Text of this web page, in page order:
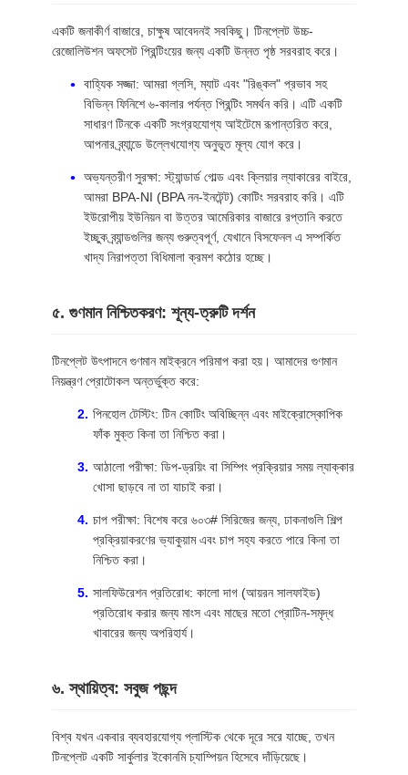
একটি জনাকীর্ণ বাজারে, চাক্ষুষ আবেদনই সবকিছু। টিনপ্লেট উচ্চ-
রেজোলিউশন অফসেট প্রিন্টিংয়ের জন্য একটি উন্নত পৃষ্ঠ সরবরাহ করে।
বাহ্যিক সজ্জা: আমরা গ্লসি, ম্যাট এবং "রিঙ্কল" প্রভাব সহ
বিভিন্ন ফিনিশে ৬-কালার পর্যন্ত প্রিন্টিং সমর্থন করি। এটি একটি
সাধারণ টিনকে একটি সংগ্রহযোগ্য আইটেমে রূপান্তরিত করে,
আপনার ব্র্যান্ডে উল্লেখযোগ্য অনুভূত মূল্য যোগ করে।
অভ্যন্তরীণ সুরক্ষা: স্ট্যান্ডার্ড গোল্ড এবং ক্লিয়ার ল্যাকারের বাইরে,
আমরা BPA-NI (BPA নন-ইনটেন্ট) কোটিং সরবরাহ করি। এটি
ইউরোপীয় ইউনিয়ন বা উত্তর আমেরিকার বাজারে রপ্তানি করতে
ইচ্ছুক ব্র্যান্ডগুলির জন্য গুরুত্বপূর্ণ, যেখানে বিসফেনল এ সম্পর্কিত
খাদ্য নিরাপত্তা বিধিমালা ক্রমশ কঠোর হচ্ছে।
৫. গুণমান নিশ্চিতকরণ: শূন্য-ত্রুটি দর্শন
টিনপ্লেট উৎপাদনে গুণমান মাইক্রনে পরিমাপ করা হয়। আমাদের গুণমান
নিয়ন্ত্রণ প্রোটোকল অন্তর্ভুক্ত করে:
পিনহোল টেস্টিং: টিন কোটিং অবিচ্ছিন্ন এবং মাইক্রোস্কোপিক
ফাঁক মুক্ত কিনা তা নিশ্চিত করা।
আঠালো পরীক্ষা: ডিপ-ড্রয়িং বা সিম্পিং প্রক্রিয়ার সময় ল্যাক্কার
খোসা ছাড়বে না তা যাচাই করা।
চাপ পরীক্ষা: বিশেষ করে ৬০৩# সিরিজের জন্য, ঢাকনাগুলি শিল্প
প্রক্রিয়াকরণের ভ্যাকুয়াম এবং চাপ সহ্য করতে পারে কিনা তা
নিশ্চিত করা।
সালফিউরেশন প্রতিরোধ: কালো দাগ (আয়রন সালফাইড)
প্রতিরোধ করার জন্য মাংস এবং মাছের মতো প্রোটিন-সমৃদ্ধ
খাবারের জন্য অপরিহার্য।
৬. স্থায়িত্ব: সবুজ পছন্দ
বিশ্ব যখন একবার ব্যবহারযোগ্য প্লাস্টিক থেকে দূরে সরে যাচ্ছে, তখন
টিনপ্লেট একটি সার্কুলার ইকোনমি চ্যাম্পিয়ন হিসেবে দাঁড়িয়েছে।